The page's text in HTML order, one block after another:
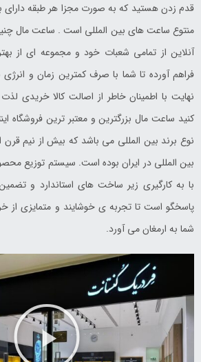
قدم زدن هستید که به صورت مجزا هر طبقه دارای
منتوع ساعت های بین المللی است . ساعت مال
آنلاین از تمامی شعبات خود و مجموعه ای از
فراهم آورده تا شما با صرف کمترین زمان و انرژی
نهایت با اطمینان خاطر از اصالت کالا خریدی
نوع برند بین المللی می باشد که بیش از نیم قرن
بین المللی در ایران بوده است. سیستم توزیع
با به کارگیری زیر ساخت های استاندارد و
پاسخگو است تا تجربه ی خوشایند و متمایزی از
شما به ارمغان می آورد.